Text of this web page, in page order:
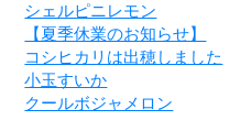
シェルピニレモン
【夏季休業のお知らせ】
コシヒカリは出穂しました
小玉すいか
クールボジャメロン